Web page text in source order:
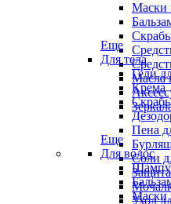
Маски
Масла
Еще
Для тела
Гели
Крема
Пена
Соли
Уход
Еще
Для волос
Маски